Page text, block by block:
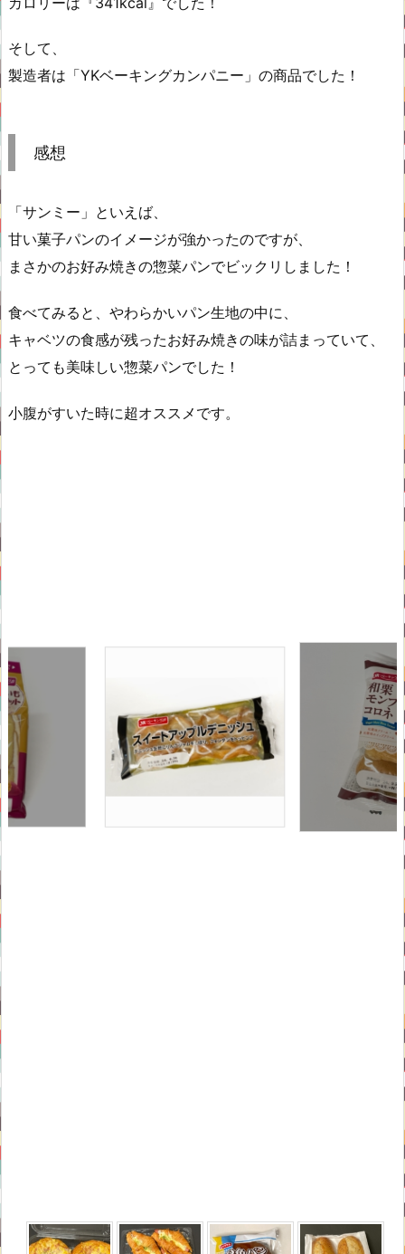
そして、
製造者は「YKベーキングカンパニー」の商品でした！
感想
「サンミー」といえば、
甘い菓子パンのイメージが強かったのですが、
まさかのお好み焼きの惣菜パンでビックリしました！
食べてみると、やわらかいパン生地の中に、
キャベツの食感が残ったお好み焼きの味が詰まっていて、
とっても美味しい惣菜パンでした！
小腹がすいた時に超オススメです。